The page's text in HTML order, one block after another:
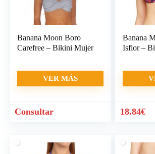
Banana Moon Boro
Carefree – Bikini Mujer
VER MÁS
Consultar
Banana
Isflor –
18.84€